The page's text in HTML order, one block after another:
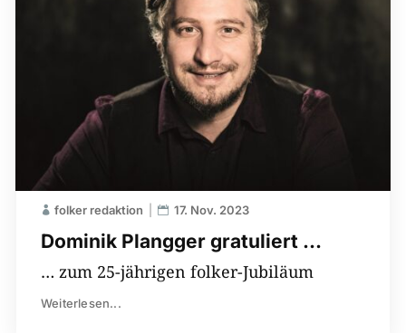
Dominik Plangger gratuliert …
folker redaktion 17. Nov. 2023
… zum 25-jährigen folker-Jubiläum
Weiterlesen...